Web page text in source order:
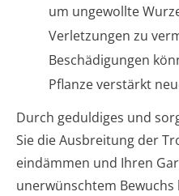
um ungewollte
Verletzungen zu
Beschädigungen
Pflanze verstärkt
Durch geduldiges und
Sie die Ausbreitung der
eindämmen und Ihren
unerwünschtem Bewuchs